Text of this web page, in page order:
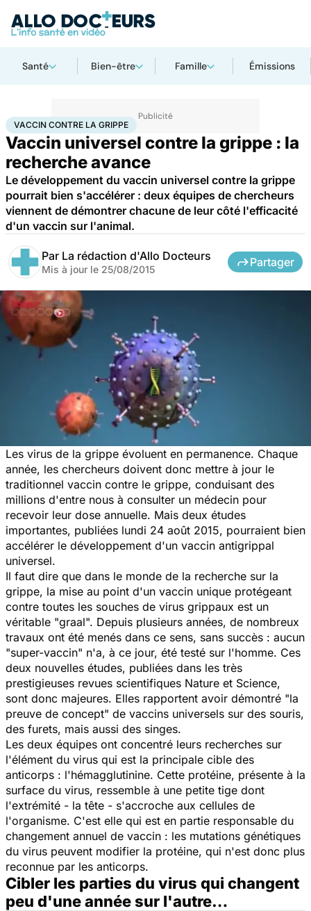
Santé Bien-être Famille Émissions
AccueilSantéMédicamentsVaccin contre la grippe
VACCIN CONTRE LA GRIPPE
Vaccin universel contre la grippe : la
recherche avance
Le développement du vaccin universel contre la grippe
pourrait bien s'accélérer : deux équipes de chercheurs
viennent de démontrer chacune de leur côté l'efficacité
d'un vaccin sur l'animal.
Par La rédaction d'Allo Docteurs
Mis à jour le 25/08/2015
Partager
Les virus de la grippe évoluent en permanence. Chaque
année, les chercheurs doivent donc mettre à jour le
traditionnel vaccin contre le grippe, conduisant des
millions d'entre nous à consulter un médecin pour
recevoir leur dose annuelle. Mais deux études
importantes, publiées lundi 24 août 2015, pourraient bien
accélérer le développement d'un vaccin antigrippal
universel.
Il faut dire que dans le monde de la recherche sur la
grippe, la mise au point d'un vaccin unique protégeant
contre toutes les souches de virus grippaux est un
véritable "graal". Depuis plusieurs années, de nombreux
travaux ont été menés dans ce sens, sans succès : aucun
"super-vaccin" n'a, à ce jour, été testé sur l'homme. Ces
deux nouvelles études, publiées dans les très
prestigieuses revues scientifiques Nature et Science,
sont donc majeures. Elles rapportent avoir démontré "la
preuve de concept" de vaccins universels sur des souris,
des furets, mais aussi des singes.
Les deux équipes ont concentré leurs recherches sur
l'élément du virus qui est la principale cible des
anticorps : l'hémagglutinine. Cette protéine, présente à la
surface du virus, ressemble à une petite tige dont
l'extrémité - la tête - s'accroche aux cellules de
l'organisme. C'est elle qui est en partie responsable du
changement annuel de vaccin : les mutations génétiques
du virus peuvent modifier la protéine, qui n'est donc plus
reconnue par les anticorps.
Cibler les parties du virus qui changent
peu d'une année sur l'autre…